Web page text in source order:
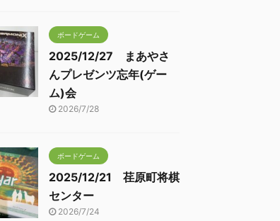
ボードゲーム
2025/12/27 まあやさ
んプレゼンツ忘年(ゲー
ム)会
2026/7/28
ボードゲーム
2025/12/21 荏原町将棋
センター
2026/7/24